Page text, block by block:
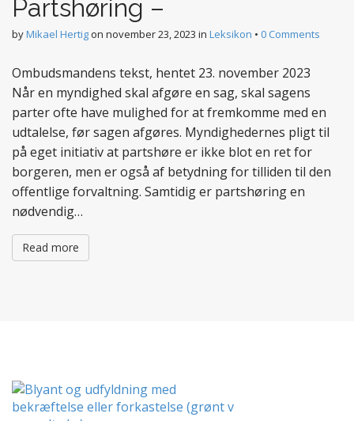
Partshøring –
byMikael Hertigon november 23, 2023 in Leksikon • 0 Comments
Ombudsmandens tekst, hentet 23. november 2023
Når en myndighed skal afgøre en sag, skal sagens
parter ofte have mulighed for at fremkomme med en
udtalelse, før sagen afgøres. Myndighedernes pligt til
på eget initiativ at partshøre er ikke blot en ret for
borgeren, men er også af betydning for tilliden til den
offentlige forvaltning. Samtidig er partshøring en
nødvendig…
Read more